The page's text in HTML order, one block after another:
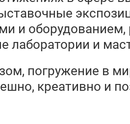
и
лаборатории и
погружение в
креативно и